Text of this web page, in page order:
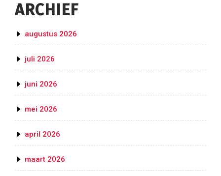
ARCHIEF
augustus 2026
juli 2026
juni 2026
mei 2026
april 2026
maart 2026